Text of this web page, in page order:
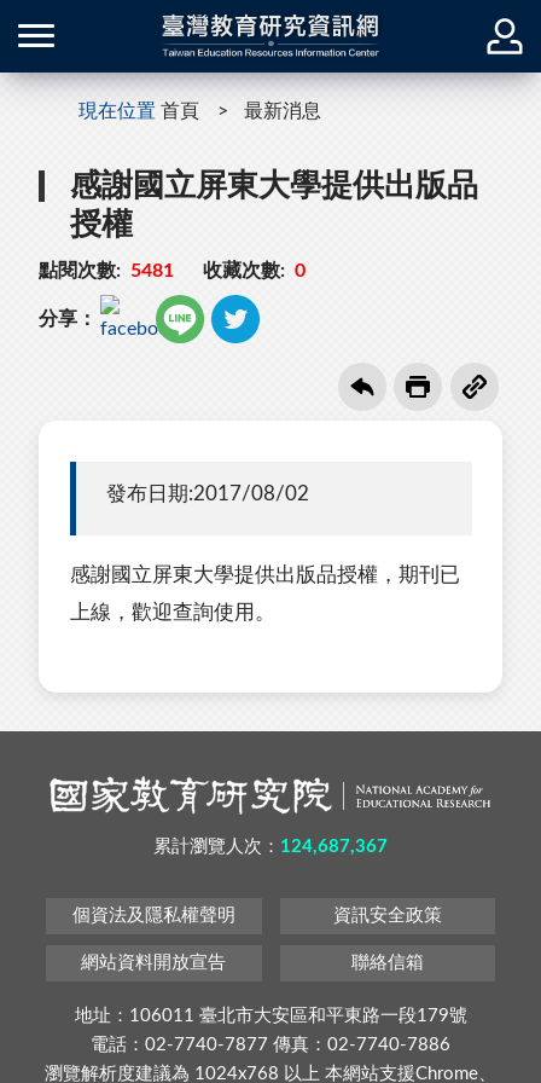
現在位置 首頁 最新消息
感謝國立屏東大學提供出版品
授權
點閱次數: 5481 收藏次數: 0
分享：
發布日期:2017/08/02
感謝國立屏東大學提供出版品授權，期刊已
上線，歡迎查詢使用。
累計瀏覽人次： 124,687,367
個資法及隱私權聲明 資訊安全政策
網站資料開放宣告 聯絡信箱
地址：106011 臺北市大安區和平東路一段179號
電話：02-7740-7877 傳真：02-7740-7886
瀏覽解析度建議為 1024x768 以上 本網站支援Chrome、